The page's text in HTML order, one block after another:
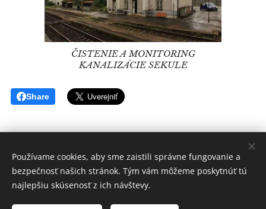
ČISTENIE A MONITORING
KANALIZÁCIE SEKULE
Share
www.nonstop-krtkovanie.sk
Používame cookies, aby sme zaistili správne fungovanie a
bezpečnosť našich stránok. Tým vám môžeme poskytnúť tú
najlepšiu skúsenosť z ich návštevy.